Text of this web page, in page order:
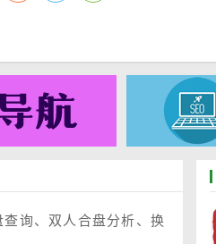
询、双人合盘分析、换